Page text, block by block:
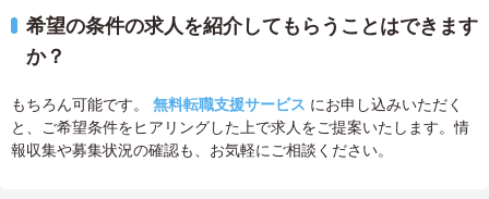
希望の条件の求人を紹介してもらうことはできます
か？
もちろん可能です。 無料転職支援サービス にお申し込みいただく
と、ご希望条件をヒアリングした上で求人をご提案いたします。情
報収集や募集状況の確認も、お気軽にご相談ください。